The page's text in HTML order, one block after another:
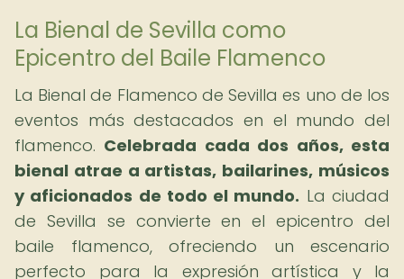
La Bienal de Sevilla como
Epicentro del Baile Flamenco
La Bienal de Flamenco de Sevilla es uno de los
eventos más destacados en el mundo del
flamenco. Celebrada cada dos años, esta
bienal atrae a artistas, bailarines, músicos
y aficionados de todo el mundo. La ciudad
de Sevilla se convierte en el epicentro del
baile flamenco, ofreciendo un escenario
perfecto para la expresión artística y la